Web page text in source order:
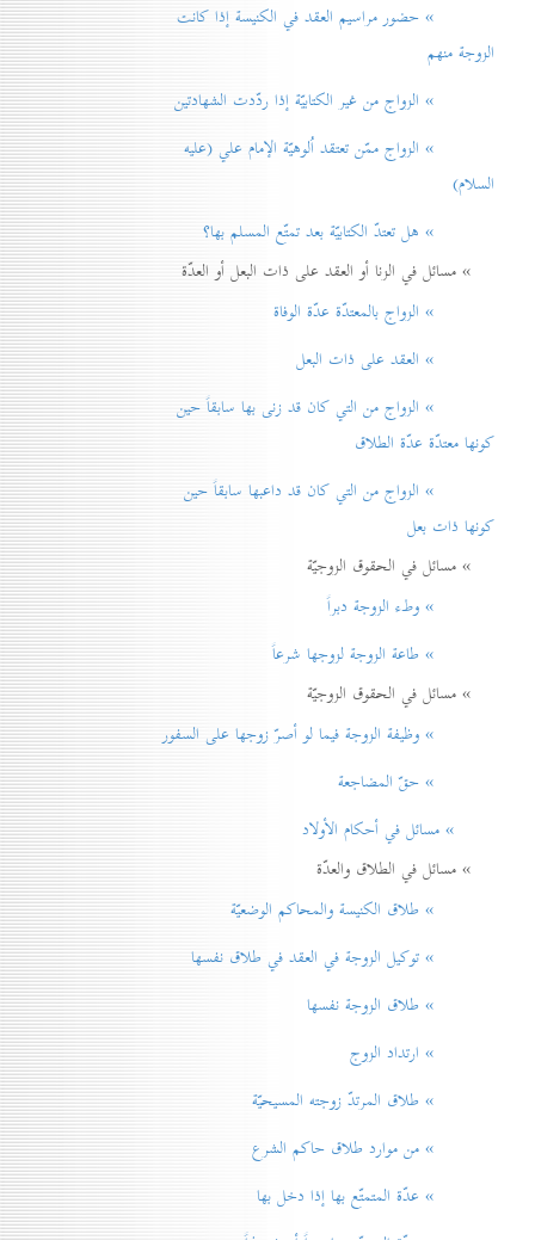
» حضور مراسيم العقد في الكنيسة إذا كانت
الزوجة منهم
» الزواج من غير الكتابيّة إذا ردّدت الشهادتين
» الزواج ممّن تعتقد اُلوهيّة الإمام علي (عليه
السلام)
» هل تعتدّ الكتابيّة بعد تمتّع المسلم بها؟
» مسائل في الزنا أو العقد على ذات البعل أو العدّة
» الزواج بالمعتدّة عدّة الوفاة
» العقد على ذات البعل
» الزواج من التي كان قد زنی بها سابقاً حين
كونها معتدّة عدّة الطلاق
» الزواج من التي كان قد داعبها سابقاً حين
كونها ذات بعل
» مسائل في الحقوق الزوجيّة
» وطء الزوجة دبراً
» طاعة الزوجة لزوجها شرعاً
» مسائل في الحقوق الزوجيّة
» وظيفة الزوجة فيما لو أصرّ زوجها على السفور
» حقّ المضاجعة
» مسائل في أحكام الأولاد
» مسائل في الطلاق والعدّة
» طلاق الكنيسة والمحاكم الوضعيّة
» توكيل الزوجة في العقد في طلاق نفسها
» طلاق الزوجة نفسها
» ارتداد الزوج
» طلاق المرتدّ زوجته المسيحيّة
» من موارد طلاق حاكم الشرع
» عدّة المتمتّع بها إذا دخل بها